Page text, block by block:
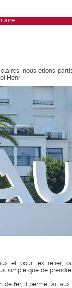
nous étions
Henri
et pour les relier,
simple que de
de fer, il permettait aux